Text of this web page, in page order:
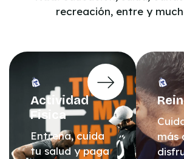
recreación, entre y
Actividad
Fisica
Entrena, cuida
tu salud y paga
más